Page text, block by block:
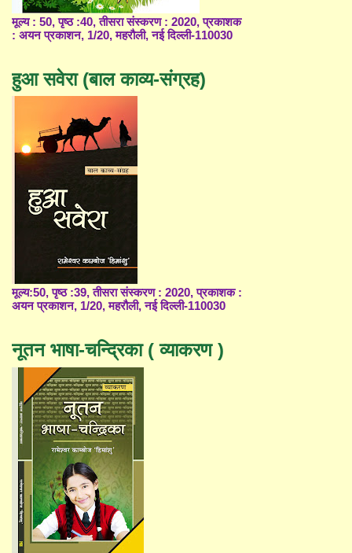
मूल्य : 50, पृष्ठ :40, तीसरा संस्करण : 2020, प्रकाशक
: अयन प्रकाशन, 1/20, महरौली, नई दिल्ली-110030
हुआ सवेरा (बाल काव्य-संग्रह)
मूल्य:50, पृष्ठ :39, तीसरा संस्करण : 2020, प्रकाशक :
अयन प्रकाशन, 1/20, महरौली, नई दिल्ली-110030
नूतन भाषा-चन्द्रिका ( व्याकरण )